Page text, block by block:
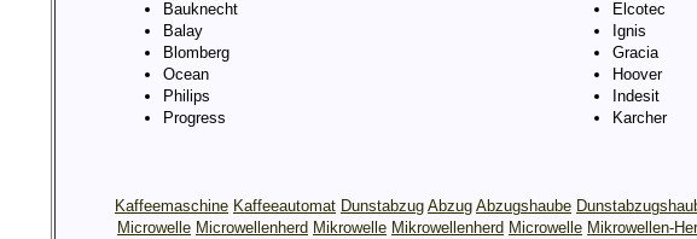
Bauknecht
Balay
Blomberg
Ocean
Philips
Progress
Elcotec
Ignis
Gracia
Hoover
Indesit
Karcher
Kaffeemaschine Kaffeeautomat Dunstabzug Abzug Abzugshaube
Microwelle Microwellenherd Mikrowelle Mikrowellenherd Microwelle Mikrowellen-